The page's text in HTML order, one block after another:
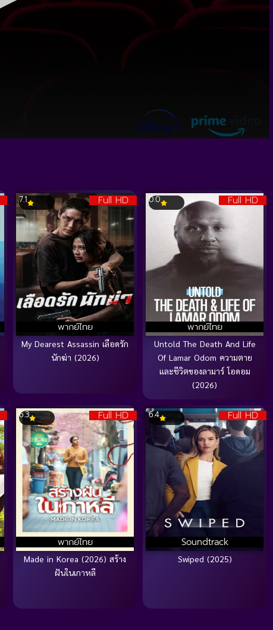
Full HD
พากย์ไทย
7.1
My Dearest Assassin เลือดรัก
นักฆ่า (2026)
Full HD
พากย์ไทย
0.0
Untold The Death And Life
Of Lamar Odom ความตาย
และชีวิตของลามาร์ โอดอม
(2026)
Full HD
พากย์ไทย
6.3
Made in Korea (2026) สร้าง
ฝันในเกาหลี
Full HD
Soundtrack
6.4
Swiped (2025)